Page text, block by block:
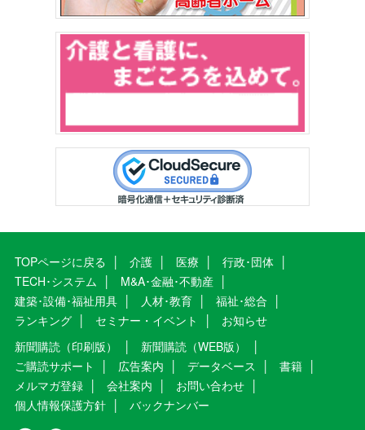
TOPページに戻る 介護 医療
行政･団体
TECH･システム
M&A･金融･不動産
建築･設備･福祉用具
人材･教育
福祉･総合
ランキング
セミナー・イベント
お知らせ
新聞購読（印刷版）
新聞購読（WEB版）
ご購読サポート
広告案内 データベース
書籍
メルマガ登録
会社案内
お問い合わせ
個人情報保護方針
バックナンバー